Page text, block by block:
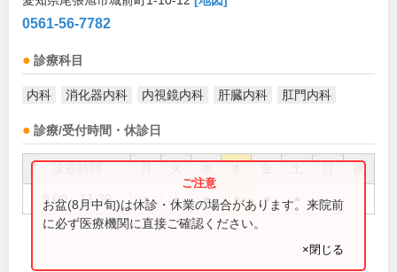
0561-56-7782
診療科目
内科 消化器内科 内視鏡内科 肝臓内科 肛門内科
診療/受付時間・休診日
祝
9:00～11:30 ● ● ● ● ●
お盆(8月中旬)は休診・休業の場合があります。来院前
に必ず医療機関に直接ご確認ください。
×閉じる